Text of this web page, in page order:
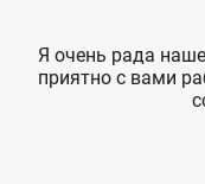
Я очень рада
приятно с вами